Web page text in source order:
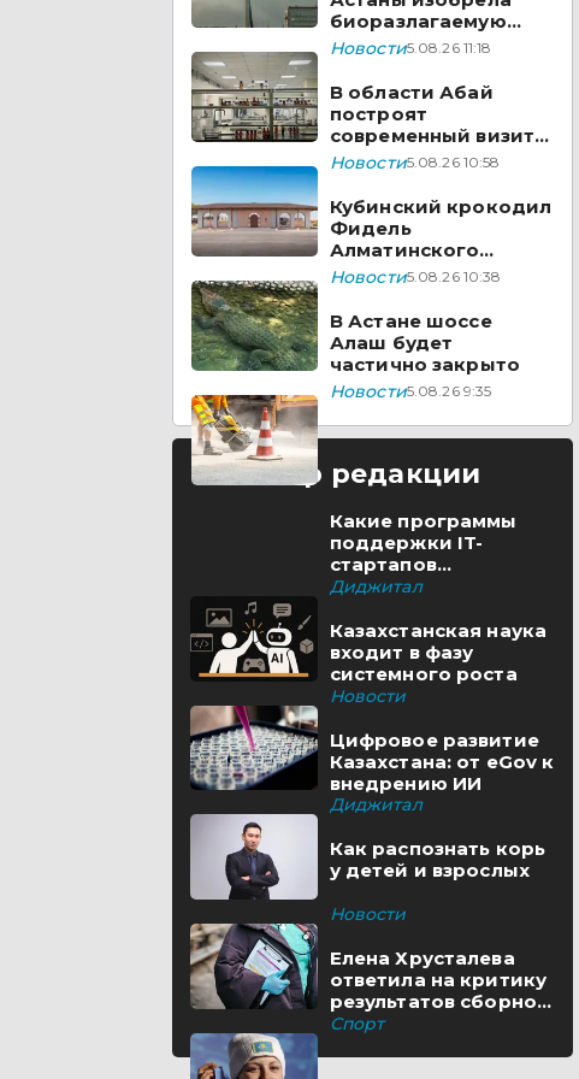
биоразлагаемую
бумагу из травы
Новости5.08.26 11:18
В области Абай
построят
современный визит-
центр
Новости5.08.26 10:58
Кубинский крокодил
Фидель
Алматинского
зоопарка отметил
Новости5.08.26 10:38
В Астане шоссе
Алаш будет
частично закрыто
Новости5.08.26 9:35
Выбор редакции
Какие программы
поддержки IT-
стартапов
реализуются в
Диджитал
Казахстанская наука
входит в фазу
системного роста
Новости
Цифровое развитие
Казахстана: от eGov к
внедрению ИИ
Диджитал
Как распознать корь
у детей и взрослых
Новости
Елена Хрусталева
ответила на критику
результатов сборной
Казахстана
Спорт